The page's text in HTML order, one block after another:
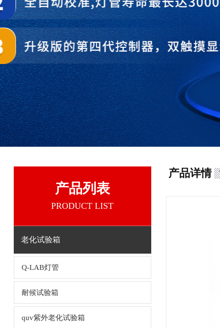
产品列表
PRODUCT LIST
老化试验箱
Q-LAB灯管
耐候试验箱
quv紫外老化试验箱
产品详情